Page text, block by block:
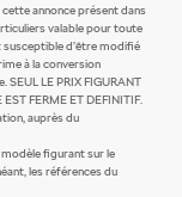
annonce présent dans
valable pour toute
susceptible d’être modifié
à la conversion
LE PRIX FIGURANT
FERME ET DEFINITIF.
auprès du
figurant sur le
les références du